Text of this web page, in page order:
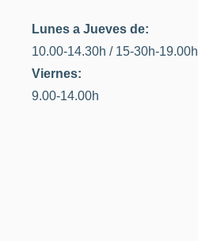
Lunes a Jueves de:
10.00-14.30h / 15-30h-19.00h
Viernes:
9.00-14.00h